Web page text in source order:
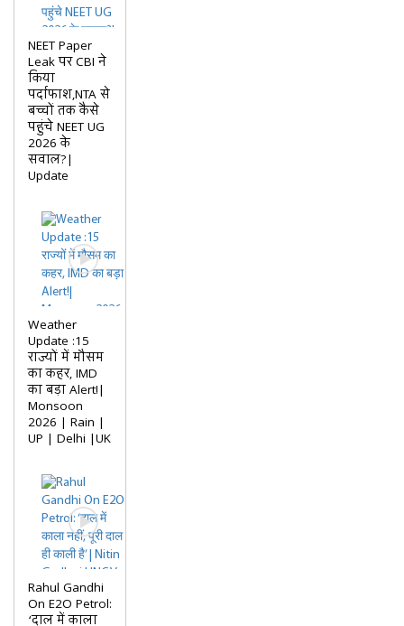
NEET Paper
Leak पर CBI ने
किया
पर्दाफाश,NTA से
बच्चों तक कैसे
पहुंचे NEET UG
2026 के
सवाल?|
Update
Weather
Update :15
राज्यों में मौसम
का कहर, IMD
का बड़ा Alert!|
Monsoon
2026 | Rain |
UP | Delhi |UK
Rahul Gandhi
On E2O Petrol:
‘दाल में काला